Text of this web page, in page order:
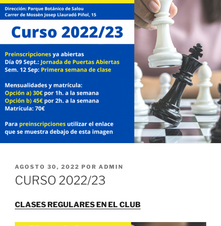
PUBLICADO
EL
AGOSTO 30, 2022 POR ADMIN
CURSO 2022/23
CLASES REGULARES EN EL CLUB